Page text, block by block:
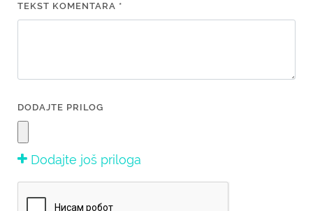
TEKST KOMENTARA *
DODAJTE PRILOG
Dodajte još priloga